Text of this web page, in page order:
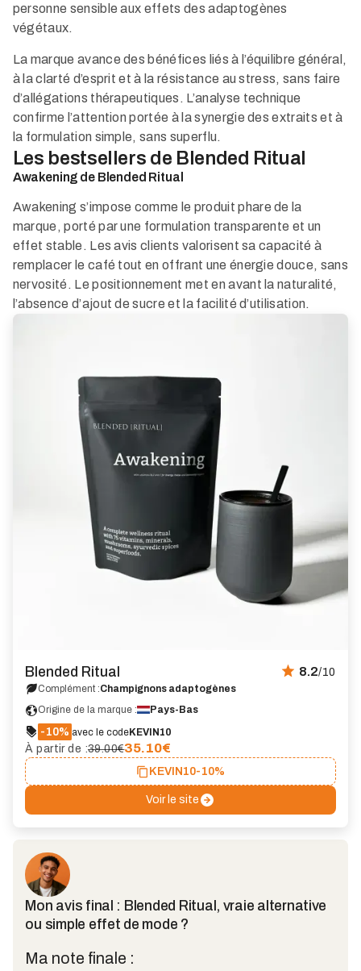
personne sensible aux effets des adaptogènes
végétaux.
La marque avance des bénéfices liés à l’équilibre général,
à la clarté d’esprit et à la résistance au stress, sans faire
d’allégations thérapeutiques. L’analyse technique
confirme l’attention portée à la synergie des extraits et à
la formulation simple, sans superflu.
Les bestsellers de Blended Ritual
Awakening de Blended Ritual
Awakening s’impose comme le produit phare de la
marque, porté par une formulation transparente et un
effet stable. Les avis clients valorisent sa capacité à
remplacer le café tout en offrant une énergie douce, sans
nervosité. Le positionnement met en avant la naturalité,
l’absence d’ajout de sucre et la facilité d’utilisation.
Blended Ritual 8.2/10
Complément :Champignons adaptogènes
Origine de la marque :
Pays-Bas
-10% avec le codeKEVIN10
À partir de :39.00€35.10€
KEVIN10-10%
Voir le site
Mon avis final : Blended Ritual, vraie alternative
ou simple effet de mode ?
Ma note finale :